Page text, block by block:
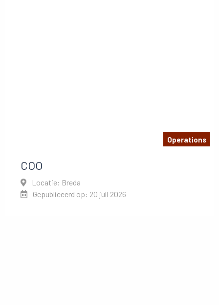
Operations
COO
Locatie: Breda
Gepubliceerd op: 20 juli 2026